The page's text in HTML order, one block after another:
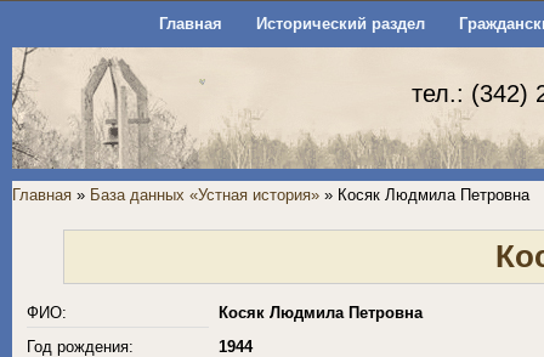
Главная Исторический раздел
тел.: (342)
Главная » База данных «Устная история» » Косяк Людмила Петровна
ФИО:
Косяк Людмила Петровна
Год рождения:
1944